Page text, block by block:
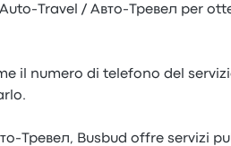
Travel / Авто-Тревел per
il numero di telefono del
Тревел, Busbud offre servizi